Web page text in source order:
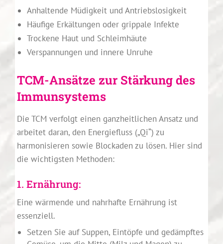
Anhaltende Müdigkeit und Antriebslosigkeit
Häufige Erkältungen oder grippale Infekte
Trockene Haut und Schleimhäute
Verspannungen und innere Unruhe
TCM-Ansätze zur Stärkung des
Immunsystems
Die TCM verfolgt einen ganzheitlichen Ansatz und
arbeitet daran, den Energiefluss („Qi“) zu
harmonisieren sowie Blockaden zu lösen. Hier sind
die wichtigsten Methoden:
1. Ernährung:
Eine wärmende und nahrhafte Ernährung ist
essenziell.
Setzen Sie auf Suppen, Eintöpfe und gedämpftes